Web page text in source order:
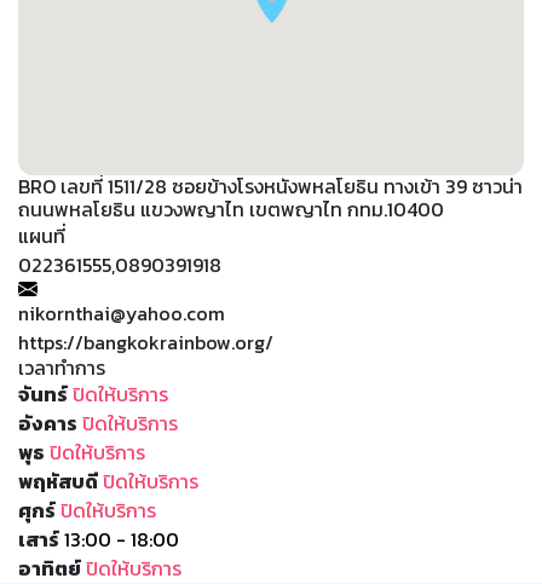
BRO เลขที่ 1511/28 ซอยข้างโรงหนังพหลโยธิน ทางเข้า 39 ซาวน่า
ถนนพหลโยธิน แขวงพญาไท เขตพญาไท กทม.10400
แผนที่
022361555,0890391918
nikornthai@yahoo.com
https://bangkokrainbow.org/
เวลาทำการ
จันทร์ปิดให้บริการ
อังคาร ปิดให้บริการ
พุธ ปิดให้บริการ
พฤหัสบดีปิดให้บริการ
ศุกร์ปิดให้บริการ
เสาร์13:00 - 18:00
อาทิตย์ปิดให้บริการ